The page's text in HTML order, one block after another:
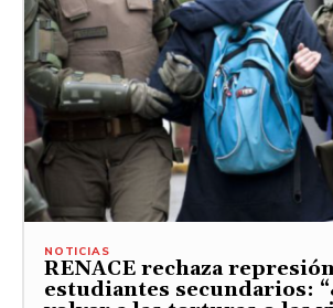
NOTICIAS
RENACE rechaza
estudiantes secundarios: